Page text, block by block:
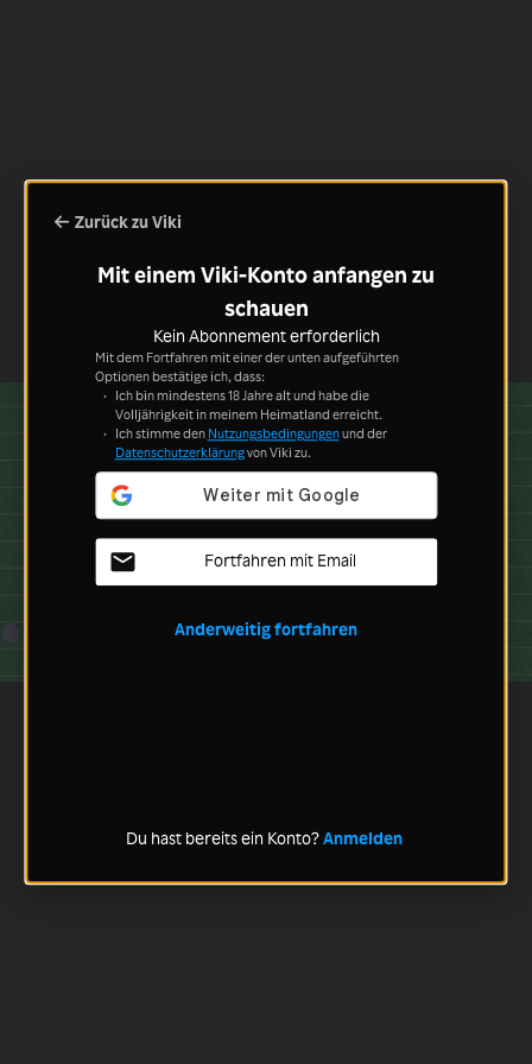
Zurück zu Viki
Mit einem Viki-Konto anfangen zu
schauen
Kein Abonnement erforderlich
Mit dem Fortfahren mit einer der unten aufgeführten
Optionen bestätige ich, dass:
Ich bin mindestens 18 Jahre alt und habe die
Volljährigkeit in meinem Heimatland erreicht.
Ich stimme den Nutzungsbedingungenund der
Datenschutzerklärungvon Viki zu.
Fortfahren mit Email
Anderweitig fortfahren
Du hast bereits ein Konto?Anmelden